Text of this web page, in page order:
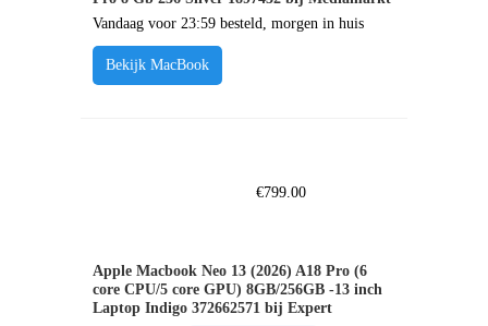
Vandaag voor 23:59 besteld, morgen in huis
Bekijk MacBook
€799.00
Apple Macbook Neo 13 (2026) A18 Pro (6
core CPU/5 core GPU) 8GB/256GB -13 inch
Laptop Indigo 372662571 bij Expert